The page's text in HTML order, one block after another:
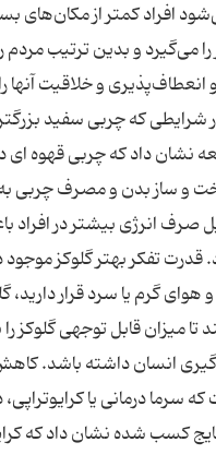
کمتر از مکان‌های
را می‌گیرد و بدین ترتیب
و خلاقیت آنها
که چربی سفید
نشان داد که چربی قهوه ای
و ساز بدن و مصرف چربی
صرف انرژی بیشتر در
تفکر بهتر گلوکز
گرم یا سرد قرار دارید،
میزان قابل توجهی
گیری انسان داشته
سرما درمانی یا
شده نشان داد که